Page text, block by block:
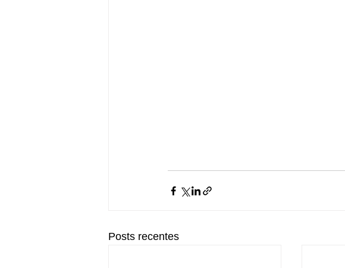
Posts recentes